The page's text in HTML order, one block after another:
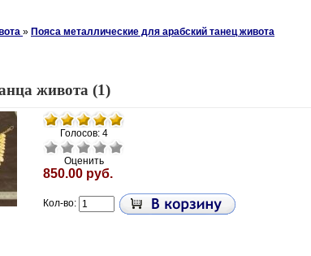
» Пояса металлические для арабский танец живота
живота (1)
Голосов: 4
Оценить
850.00 руб.
Кол-во: